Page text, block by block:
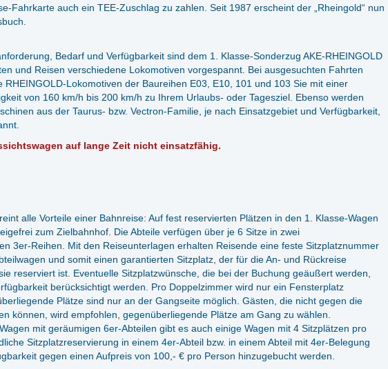
Fahrkarte auch ein TEE-Zuschlag zu zahlen. Seit 1987 erscheint der „Rheingold“ nun
Bedarf und Verfügbarkeit sind dem 1. Klasse-Sonderzug AKE-RHEINGOLD
und Reisen verschiedene Lokomotiven vorgespannt. Bei ausgesuchten Fahrten
RHEINGOLD-Lokomotiven der Baureihen E03, E10, 101 und 103 Sie mit einer
von 160 km/h bis 200 km/h zu Ihrem Urlaubs- oder Tagesziel. Ebenso werden
aus der Taurus- bzw. Vectron-Familie, je nach Einsatzgebiet und Verfügbarkeit,
auf lange Zeit nicht einsatzfähig.
alle Vorteile einer Bahnreise: Auf fest reservierten Plätzen in den 1. Klasse-Wagen
zum Zielbahnhof. Die Abteile verfügen über je 6 Sitze in zwei
3er-Reihen. Mit den Reiseunterlagen erhalten Reisende eine feste Sitzplatznummer
und somit einen garantierten Sitzplatz, der für die An- und Rückreise
reserviert ist. Eventuelle Sitzplatzwünsche, die bei der Buchung geäußert werden,
berücksichtigt werden. Pro Doppelzimmer wird nur ein Fensterplatz
Plätze sind nur an der Gangseite möglich. Gästen, die nicht gegen die
können, wird empfohlen, gegenüberliegende Plätze am Gang zu wählen.
mit geräumigen 6er-Abteilen gibt es auch einige Wagen mit 4 Sitzplätzen pro
Sitzplatzreservierung in einem 4er-Abteil bzw. in einem Abteil mit 4er-Belegung
gegen einen Aufpreis von 100,- € pro Person hinzugebucht werden.